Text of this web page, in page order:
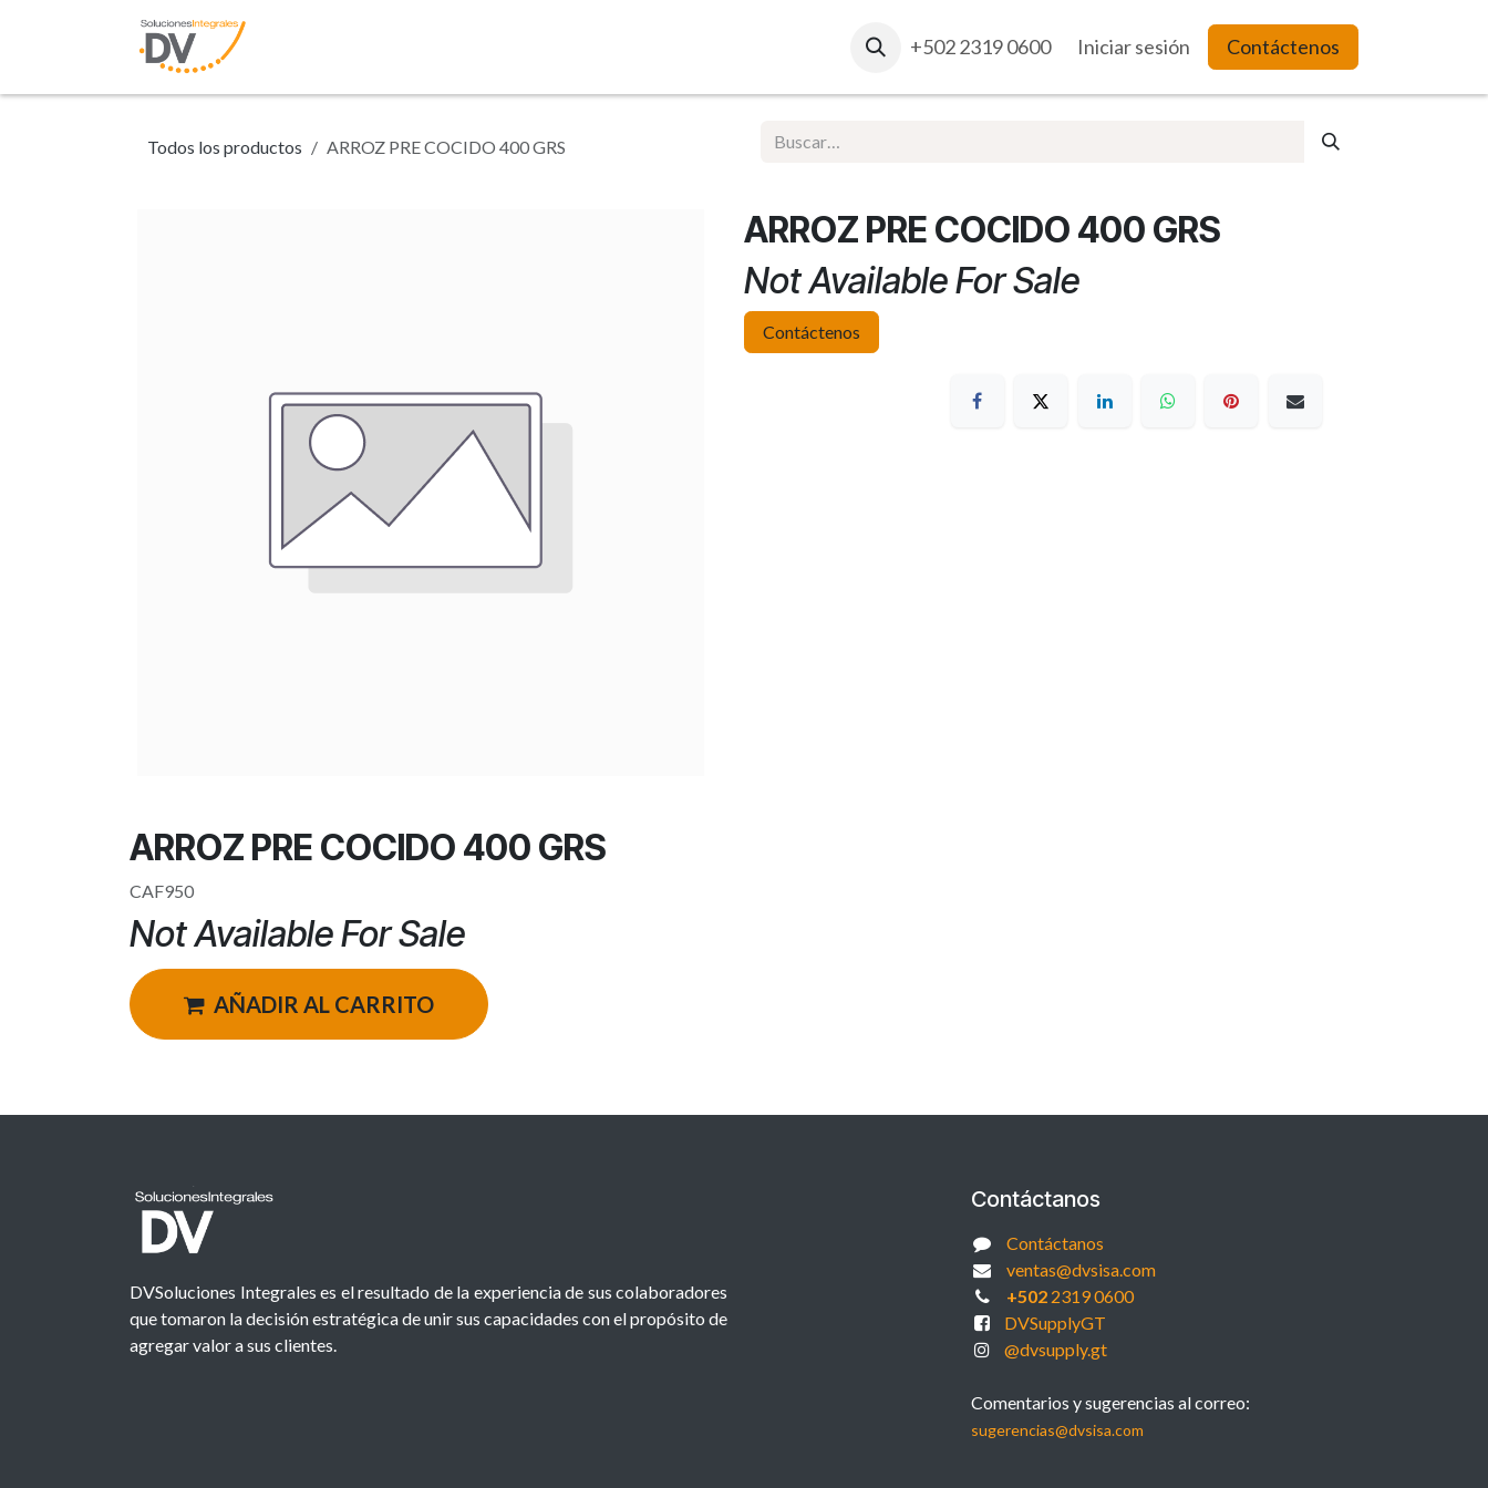
Ventas Corporativas Reportes Web
+502 2319 0600 Iniciar sesión Contáctenos
Todos los productos ARROZ PRE COCIDO 400 GRS
ARROZ PRE COCIDO 400 GRS
Not Available For Sale
Contáctenos
ARROZ PRE COCIDO 400 GRS
CAF950
Not Available For Sale
AÑADIR AL CARRITO
DVSoluciones Integrales es el resultado de la experiencia de sus colaboradores
que tomaron la decisión estratégica de unir sus capacidades con el propósito de
agregar valor a sus clientes.
Contáctanos
Contáctanos
ventas@dvsisa.com
+5022319 0600
DVSupplyGT
@dvsupply.gt
Comentarios y sugerencias al correo:
sugerencias@dvsisa.com